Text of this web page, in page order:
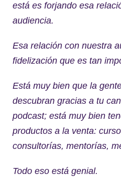
está es forjando esa
audiencia.
Esa relación con nuestra
fidelización que es tan
Está muy bien que la
descubran gracias a tu
podcast; está muy bien
productos a la venta:
consultorías, mentorías,
Todo eso está genial.